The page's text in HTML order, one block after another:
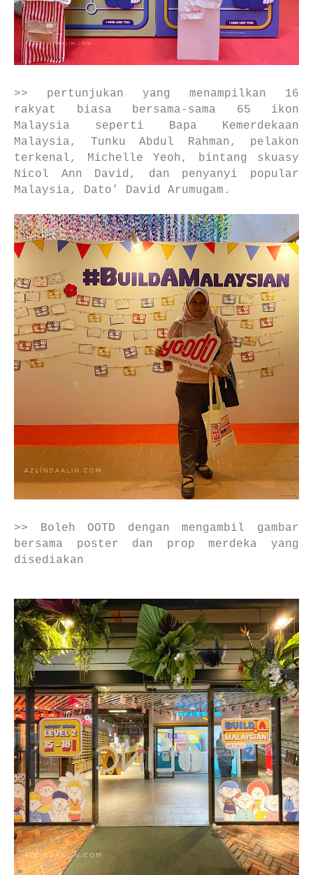
>> pertunjukan yang menampilkan 16
rakyat biasa bersama-sama 65 ikon
Malaysia seperti Bapa Kemerdekaan
Malaysia, Tunku Abdul Rahman, pelakon
terkenal, Michelle Yeoh, bintang skuasy
Nicol Ann David, dan penyanyi popular
Malaysia, Dato’ David Arumugam.
>> Boleh OOTD dengan mengambil gambar
bersama poster dan prop merdeka yang
disediakan